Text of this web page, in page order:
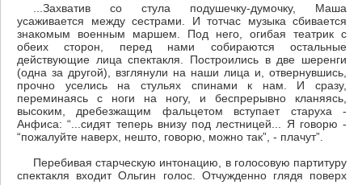
...Захватив со стула подушечку-думочку, Маша
усаживается между сестрами. И тотчас музыка сбивается
знакомым военным маршем. Под него, огибая театрик с
обеих сторон, перед нами собираются остальные
действующие лица спектакля. Построились в две шеренги
(одна за другой), взглянули на наши лица и, отвернувшись,
прочно уселись на стульях спинами к нам. И сразу,
переминаясь с ноги на ногу, и беспрерывно кланяясь,
высоким, дребезжащим фальцетом вступает старуха -
Анфиса: “...сидят теперь внизу под лестницей... Я говорю -
“пожалуйте наверх, нешто, говорю, можно так”, - плачут”.
Перебивая старческую интонацию, в голосовую партитуру
спектакля входит Oльгин голос. Отчужденно глядя поверх